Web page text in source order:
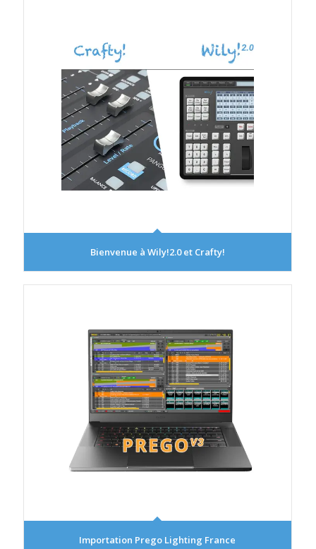
Bienvenue à Wily!2.0 et Crafty!
Importation Prego Lighting France